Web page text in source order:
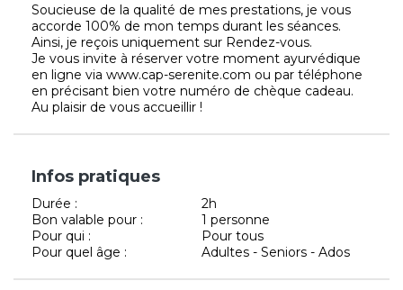
Soucieuse de la qualité de mes prestations, je vous
accorde 100% de mon temps durant les séances.
Ainsi, je reçois uniquement sur Rendez-vous.
Je vous invite à réserver votre moment ayurvédique
en ligne via www.cap-serenite.com ou par téléphone
en précisant bien votre numéro de chèque cadeau.
Au plaisir de vous accueillir !
Infos pratiques
Durée :
2h
Bon valable pour :
1 personne
Pour qui :
Pour tous
Pour quel âge :
Adultes - Seniors - Ados